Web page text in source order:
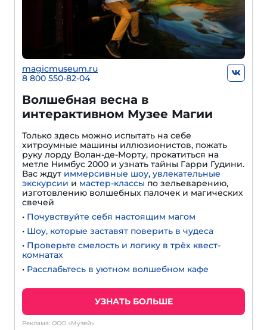
magicmuseum.ru
8 800 550-82-04
Волшебная весна в
интерактивном Музее Магии
Только здесь можно испытать на себе
хитроумные машины иллюзионистов, пожать
руку лорду Волан-де-Морту, прокатиться на
метле Нимбус 2000 и узнать тайны Гарри Гудини.
Вас ждут иммерсивные шоу, увлекательные
экскурсии и мастер-классы по зельеварению,
изготовлению волшебных палочек и магических
свечей
• Почувствуйте себя настоящим магом
• Шоу, которые заставят поверить в чудеса
• Проверьте смелость и логику в трёх квест-
комнатах
• Расслабьтесь в уютном волшебном кафе
УЗНАТЬ БОЛЬШЕ
Реклама: ООО «Музей»